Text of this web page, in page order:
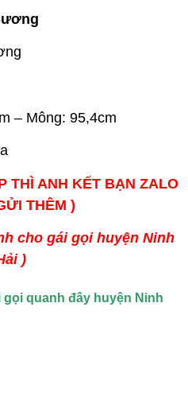
– Mông: 95,4cm
THÌ ANH KẾT BẠN ZALO
THÊM )
cho gái gọi huyện Ninh
)
gọi quanh đây huyện Ninh